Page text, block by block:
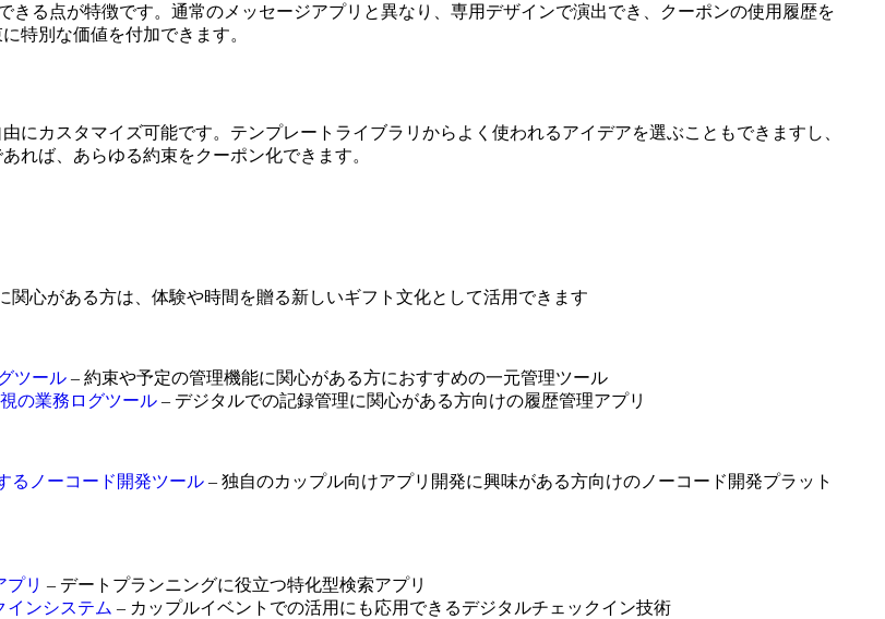
きる点が特徴です。通常のメッセージアプリと異なり、専用デザインで演出でき、クーポンの使用履歴を
特別な価値を付加できます。
にカスタマイズ可能です。テンプレートライブラリからよく使われるアイデアを選ぶこともできますし、
れば、あらゆる約束をクーポン化できます。
心がある方は、体験や時間を贈る新しいギフト文化として活用できます
ツール – 約束や予定の管理機能に関心がある方におすすめの一元管理ツール
の業務ログツール – デジタルでの記録管理に関心がある方向けの履歴管理アプリ
るノーコード開発ツール – 独自のカップル向けアプリ開発に興味がある方向けのノーコード開発プラット
プリ – デートプランニングに役立つ特化型検索アプリ
インシステム – カップルイベントでの活用にも応用できるデジタルチェックイン技術